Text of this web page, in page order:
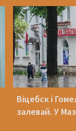
Віцебск і
залевай. У